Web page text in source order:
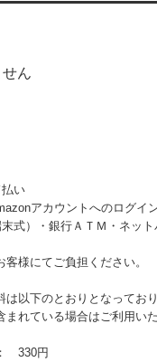
ん
い
アカウントへのログイン
式）・銀行ＡＴＭ・ネッ
客様にてご負担ください。
以下のとおりとなっており
まれている場合はご利用い
330円